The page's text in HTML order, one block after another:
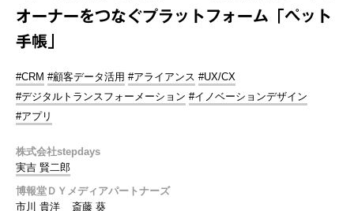
オーナーをつなぐプラットフォーム「ペット
手帳」
#CRM #顧客データ活用 #アライアンス #UX/CX
#デジタルトランスフォーメーション #イノベーションデザイン
#アプリ
株式会社stepdays
実吉 賢二郎
博報堂ＤＹメディアパートナーズ
市川 貴洋
斎藤 葵